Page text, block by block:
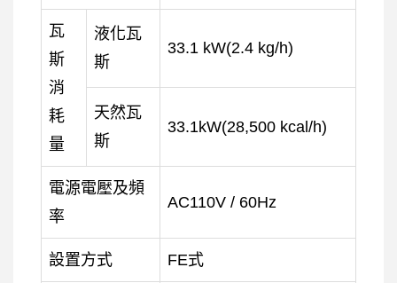
瓦
斯
消
耗
量
液化瓦
斯
33.1 kW(2.4 kg/h)
天然瓦
斯
33.1kW(28,500 kcal/h)
電源電壓及頻
率
AC110V / 60Hz
設置方式 FE式